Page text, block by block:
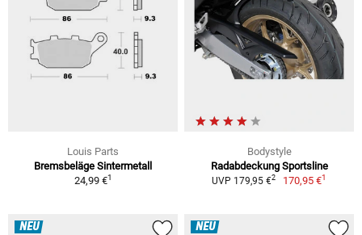
Louis Parts
Bremsbeläge Sintermetall
24,99 €1
Bodystyle
Radabdeckung Sportsline
UVP 179,95 €2 170,95 €1
NEU NEU